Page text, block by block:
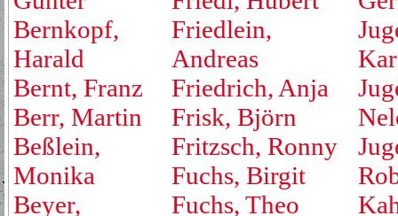
Bernkopf,
Harald
Bernt, Franz
Berr, Martin
Beßlein,
Monika
Beyer,
Friedlein,
Andreas
Friedrich, Anja
Frisk, Björn
Fritzsch, Ronny
Fuchs, Birgit
Fuchs, Theo